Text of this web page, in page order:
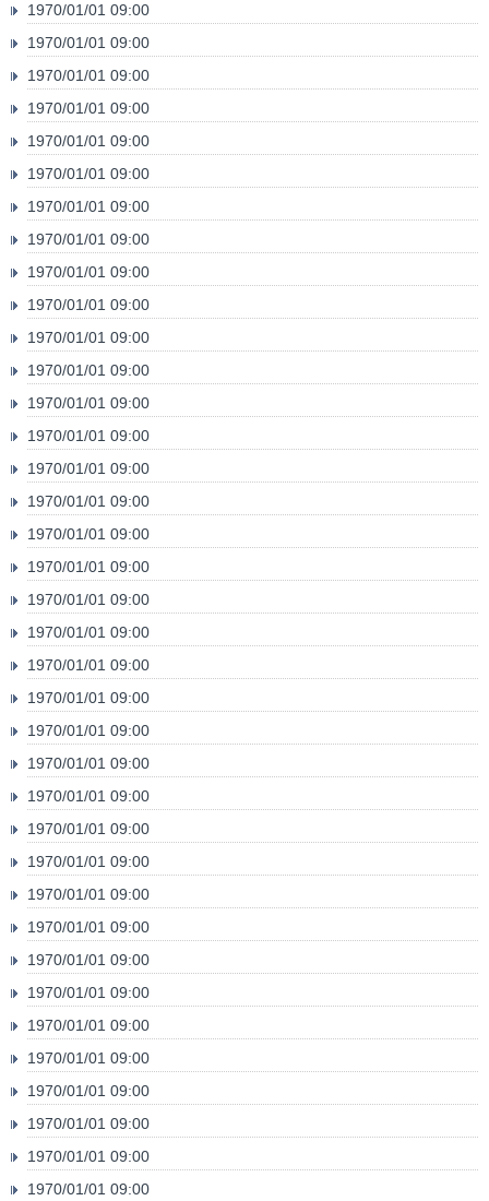
1970/01/01 09:00
1970/01/01 09:00
1970/01/01 09:00
1970/01/01 09:00
1970/01/01 09:00
1970/01/01 09:00
1970/01/01 09:00
1970/01/01 09:00
1970/01/01 09:00
1970/01/01 09:00
1970/01/01 09:00
1970/01/01 09:00
1970/01/01 09:00
1970/01/01 09:00
1970/01/01 09:00
1970/01/01 09:00
1970/01/01 09:00
1970/01/01 09:00
1970/01/01 09:00
1970/01/01 09:00
1970/01/01 09:00
1970/01/01 09:00
1970/01/01 09:00
1970/01/01 09:00
1970/01/01 09:00
1970/01/01 09:00
1970/01/01 09:00
1970/01/01 09:00
1970/01/01 09:00
1970/01/01 09:00
1970/01/01 09:00
1970/01/01 09:00
1970/01/01 09:00
1970/01/01 09:00
1970/01/01 09:00
1970/01/01 09:00
1970/01/01 09:00